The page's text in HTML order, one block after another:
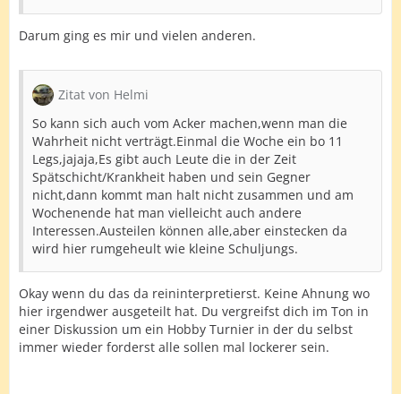
Darum ging es mir und vielen anderen.
Zitat von Helmi
So kann sich auch vom Acker machen,wenn man die
Wahrheit nicht verträgt.Einmal die Woche ein bo 11
Legs,jajaja,Es gibt auch Leute die in der Zeit
Spätschicht/Krankheit haben und sein Gegner
nicht,dann kommt man halt nicht zusammen und am
Wochenende hat man vielleicht auch andere
Interessen.Austeilen können alle,aber einstecken da
wird hier rumgeheult wie kleine Schuljungs.
Okay wenn du das da reininterpretierst. Keine Ahnung wo
hier irgendwer ausgeteilt hat. Du vergreifst dich im Ton in
einer Diskussion um ein Hobby Turnier in der du selbst
immer wieder forderst alle sollen mal lockerer sein.